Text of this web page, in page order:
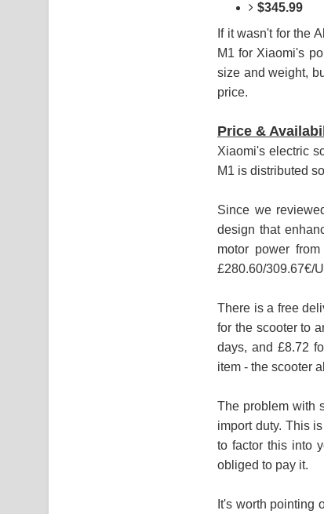
$345.99
If it wasn't for the
M1 for Xiaomi's
size and weight,
price.
Price &
Xiaomi's electric
M1 is distributed
Since we
design that
motor power
£280.60/309.67€/
There is a free
for the scooter to
days, and £8.72
item - the scooter
The problem with
import duty. This
to factor this into
obliged to pay it.
It's worth pointing